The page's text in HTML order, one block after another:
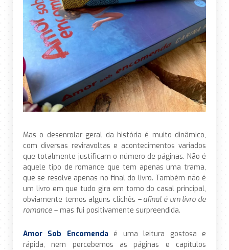
Mas o desenrolar geral da história é muito dinâmico,
com diversas reviravoltas e acontecimentos variados
que totalmente justificam o número de páginas. Não é
aquele tipo de romance que tem apenas uma trama,
que se resolve apenas no final do livro. Também não é
um livro em que tudo gira em torno do casal principal,
obviamente temos alguns clichês –afinal é um livro de
romance – mas fui positivamente surpreendida.
Amor Sob Encomenda é uma leitura gostosa e
rápida, nem percebemos as páginas e capítulos